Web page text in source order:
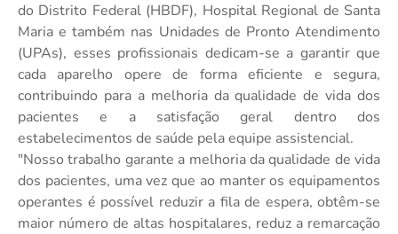
do Distrito Federal (HBDF), Hospital Regional de Santa
Maria e também nas Unidades de Pronto Atendimento
(UPAs), esses profissionais dedicam-se a garantir que
cada aparelho opere de forma eficiente e segura,
contribuindo para a melhoria da qualidade de vida dos
pacientes e a satisfação geral dentro dos
estabelecimentos de saúde pela equipe assistencial.
"Nosso trabalho garante a melhoria da qualidade de vida
dos pacientes, uma vez que ao manter os equipamentos
operantes é possível reduzir a fila de espera, obtêm-se
maior número de altas hospitalares, reduz a remarcação